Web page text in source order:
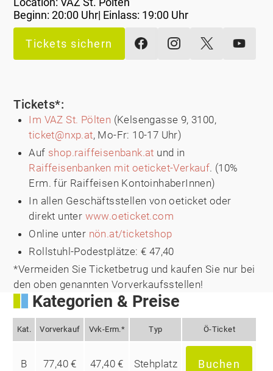
Beginn: 20:00 Uhr| Einlass: 19:00 Uhr
Tickets sichern
Tickets*:
Im VAZ St. Pölten (Kelsengasse 9, 3100,
ticket@nxp.at, Mo-Fr: 10-17 Uhr)
Auf shop.raiffeisenbank.at und in
Raiffeisenbanken mit oeticket-Verkauf. (10%
Erm. für Raiffeisen KontoinhaberInnen)
In allen Geschäftsstellen von oeticket oder
direkt unter www.oeticket.com
Online unter nön.at/ticketshop
Rollstuhl-Podestplätze: € 47,40
*Vermeiden Sie Ticketbetrug und kaufen Sie nur bei
den oben genannten Vorverkaufsstellen!
Kategorien & Preise
Kat. Vorverkauf Vvk-Erm.* Typ Ö-Ticket
B 77,40 € 47,40 € Stehplatz Buchen